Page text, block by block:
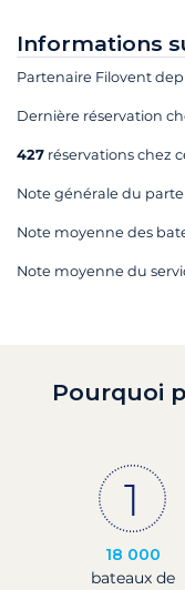
Informations
Partenaire Filovent
Dernière réservation
427 réservations chez
Note générale du
Note moyenne des
Note moyenne du
Pourquoi
18 000
bateaux de